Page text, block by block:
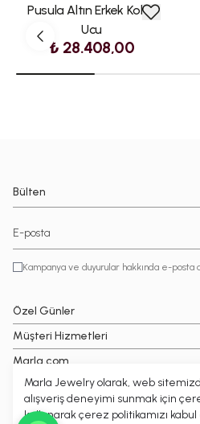
Marla Jewelry olarak, web
alışveriş deneyimi sunmak için
kullanarak çerez politikamızı
Pusula Altın Erkek Kolye
Ucu
₺ 28.408,00
Bülten
Kampanya ve duyurular hakkında e-posta
Özel Günler
Müşteri Hizmetleri
Marla.com
Popüler Kategoriler